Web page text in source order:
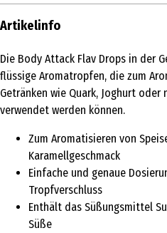
Artikelinfo
Die Body Attack Flav Drops in der
flüssige Aromatropfen, die zum
Getränken wie Quark, Joghurt oder
verwendet werden können.
Zum Aromatisieren von
Karamellgeschmack
Einfache und genaue
Tropfverschluss
Enthält das Süßungsmittel
Süße